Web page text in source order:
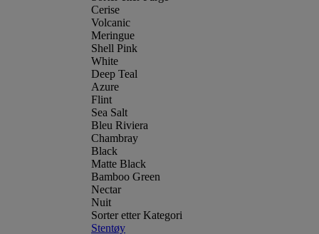
Cerise
Volcanic
Meringue
Shell Pink
White
Deep Teal
Azure
Flint
Sea Salt
Bleu Riviera
Chambray
Black
Matte Black
Bamboo Green
Nectar
Nuit
Sorter etter Kategori
Stentøy